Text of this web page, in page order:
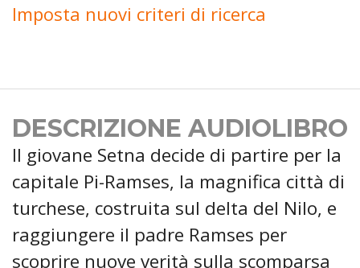
Imposta nuovi criteri di ricerca
DESCRIZIONE AUDIOLIBRO
Il giovane Setna decide di partire per la
capitale Pi-Ramses, la magnifica città di
turchese, costruita sul delta del Nilo, e
raggiungere il padre Ramses per
scoprire nuove verità sulla scomparsa